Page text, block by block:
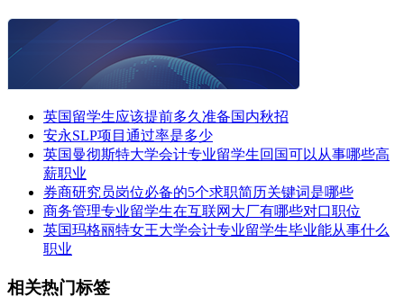
英国留学生应该提前多久准备国内秋招
安永SLP项目通过率是多少
英国曼彻斯特大学会计专业留学生回国可以从事哪些高
薪职业
券商研究员岗位必备的5个求职简历关键词是哪些
商务管理专业留学生在互联网大厂有哪些对口职位
英国玛格丽特女王大学会计专业留学生毕业能从事什么
职业
相关热门标签